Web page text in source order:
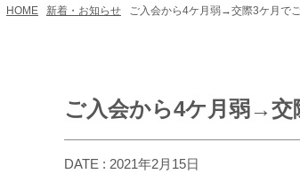
HOME 新着・お知らせ ご入会から4ケ月弱→交際3ケ月で
ご入会から4ケ月弱→交
DATE : 2021年2月15日